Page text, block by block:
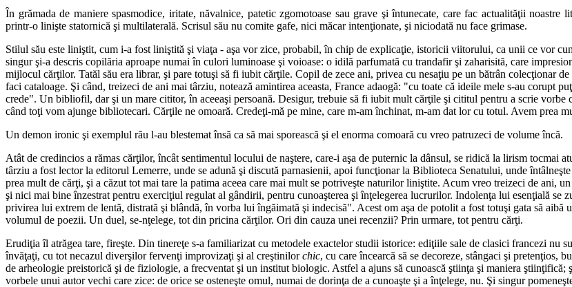
În grămada de maniere spasmodice, iritate, năvalnice, patetic zgomotoase sau grave şi întunecate, care fac actualităţii
printr-o linişte statornică şi multilaterală. Scrisul său nu comite gafe, nici măcar intenţionate, şi niciodată nu face grimase.
Stilul său este liniştit, cum i-a fost liniştită şi viaţa - aşa vor zice, probabil, în chip de explicaţie, istoricii viitorului, ca unii ce vor
singur şi-a descris copilăria aproape numai în culori luminoase şi voioase: o idilă parfumată cu trandafir şi zaharisită, care
mijlocul cărţilor. Tatăl său era librar, şi pare totuşi să fi iubit cărţile. Copil de zece ani, privea cu nesaţiu pe un bătrân colecţionar
faci cataloage. Şi când, treizeci de ani mai târziu, notează amintirea aceasta, France adaogă: "cu toate că ideile mele s-au corupt
crede". Un bibliofil, dar şi un mare cititor, în aceeaşi persoană. Desigur, trebuie să fi iubit mult cărţile şi cititul pentru a scrie
când toţi vom ajunge bibliotecari. Cărţile ne omoară. Credeţi-mă pe mine, care m-am închinat, m-am dat lor cu totul. Avem prea
Un demon ironic şi exemplul rău l-au blestemat însă ca să mai sporească şi el enorma comoară cu vreo patruzeci de volume încă.
Atât de credincios a rămas cărţilor, încât sentimentul locului de naştere, care-i aşa de puternic la dânsul, se ridică la lirism tocmai
târziu a fost lector la editorul Lemerre, unde se adună şi discută parnasienii, apoi funcţionar la Biblioteca Senatului, unde
prea mult de cărţi, şi a căzut tot mai tare la patima aceea care mai mult se potriveşte naturilor liniştite. Acum vreo treizeci de ani,
şi nici mai bine înzestrat pentru exerciţiul regulat al gândirii, pentru cunoaşterea şi înţelegerea lucrurilor. Indolenţa lui esenţială se
privirea lui extrem de lentă, distrată şi blândă, în vorba lui îngăimată şi indecisă". Acest om aşa de potolit a fost totuşi gata să
volumul de poezii. Un duel, se-nţelege, tot din pricina cărţilor. Ori din cauza unei recenzii? Prin urmare, tot pentru cărţi.
Erudiţia îl atrăgea tare, fireşte. Din tinereţe s-a familiarizat cu metodele exactelor studii istorice: ediţiile sale de clasici francezi nu
învăţaţi, cu tot necazul diverşilor fervenţi improvizaţi şi al creştinilorchic, cu care încearcă să se decoreze, stângaci şi pretenţios,
de arheologie preistorică şi de fiziologie, a frecventat şi un institut biologic. Astfel a ajuns să cunoască ştiinţa şi maniera
vorbele unui autor vechi care zice: de orice se osteneşte omul, numai de dorinţa de a cunoaşte şi a înţelege, nu. Şi singur